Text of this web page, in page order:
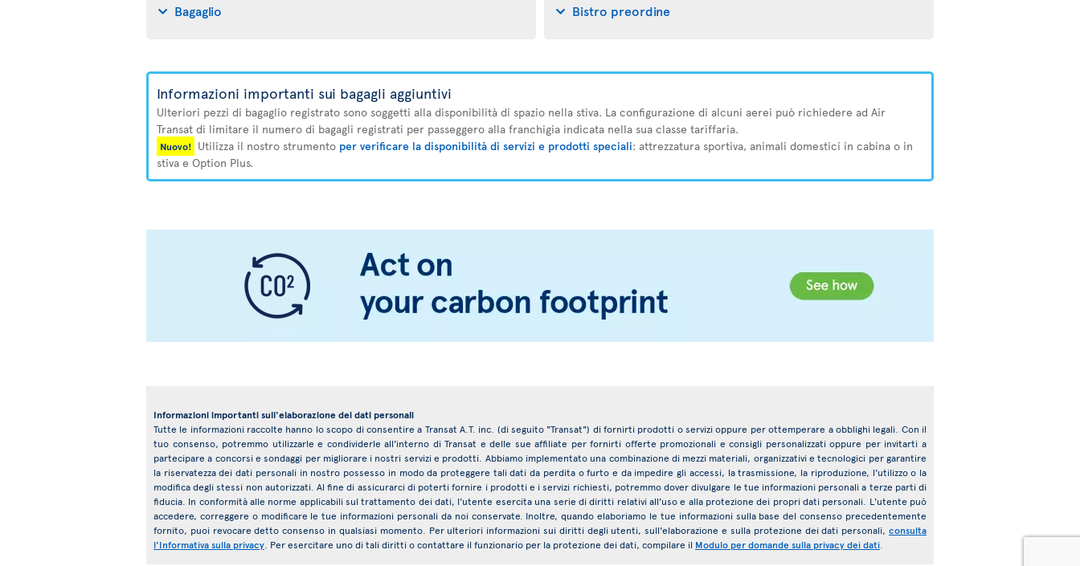
Bagaglio Bistro preordine
Informazioni importanti sui bagagli aggiuntivi
Ulteriori pezzi di bagaglio registrato sono soggetti alla disponibilità di spazio nella stiva. La configurazione di alcuni aerei può richiedere ad Air
Transat di limitare il numero di bagagli registrati per passeggero alla franchigia indicata nella sua classe tariffaria.
Nuovo! Utilizza il nostro strumento per verificare la disponibilità di servizi e prodotti speciali: attrezzatura sportiva, animali domestici in cabina o in
stiva e Option Plus.
Informazioni importanti sull'elaborazione dei dati personali
Tutte le informazioni raccolte hanno lo scopo di consentire a Transat A.T. inc. (di seguito "Transat") di fornirti prodotti o servizi oppure per ottemperare a obblighi legali. Con il
tuo consenso, potremmo utilizzarle e condividerle all'interno di Transat e delle sue affiliate per fornirti offerte promozionali e consigli personalizzati oppure per invitarti a
partecipare a concorsi e sondaggi per migliorare i nostri servizi e prodotti. Abbiamo implementato una combinazione di mezzi materiali, organizzativi e tecnologici per garantire
la riservatezza dei dati personali in nostro possesso in modo da proteggere tali dati da perdita o furto e da impedire gli accessi, la trasmissione, la riproduzione, l'utilizzo o la
modifica degli stessi non autorizzati. Al fine di assicurarci di poterti fornire i prodotti e i servizi richiesti, potremmo dover divulgare le tue informazioni personali a terze parti di
fiducia. In conformità alle norme applicabili sul trattamento dei dati, l'utente esercita una serie di diritti relativi all'uso e alla protezione dei propri dati personali. L'utente può
accedere, correggere o modificare le tue informazioni personali da noi conservate. Inoltre, quando elaboriamo le tue informazioni sulla base del consenso precedentemente
fornito, puoi revocare detto consenso in qualsiasi momento. Per ulteriori informazioni sui diritti degli utenti, sull'elaborazione e sulla protezione dei dati personali, consulta
l'Informativa sulla privacy . Per esercitare uno di tali diritti o contattare il funzionario per la protezione dei dati, compilare il Modulo per domande sulla privacy dei dati